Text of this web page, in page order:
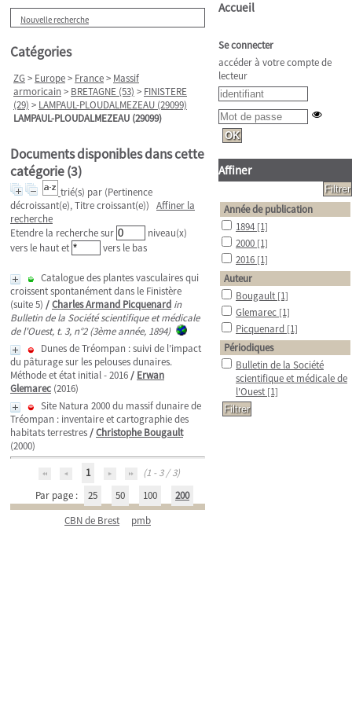
Nouvelle recherche
Catégories
ZG > Europe> France> Massif
armoricain > BRETAGNE (53) > FINISTERE
(29) > LAMPAUL-PLOUDALMEZEAU (29099)
LAMPAUL-PLOUDALMEZEAU (29099)
Documents disponibles dans cette
catégorie (3)
trié(s) par (Pertinence
décroissant(e), Titre croissant(e)) Affiner la
recherche
Etendre la recherche sur
niveau(x)
vers le haut et
vers le bas
Catalogue des plantes vasculaires qui
croissent spontanément dans le Finistère
(suite 5) /Charles Armand Picquenard in
Bulletin de la Société scientifique et médicale
de l'Ouest, t. 3, n°2 (3ème année, 1894)
Dunes de Tréompan : suivi de l’impact
du pâturage sur les pelouses dunaires.
Méthode et état initial - 2016/ Erwan
Glemarec (2016)
Site Natura 2000 du massif dunaire de
Tréompan : inventaire et cartographie des
habitats terrestres/Christophe Bougault
(2000)
1
(1 - 3 / 3)
Par page :
25 50 100
200
CBN de Brest
pmb
Accueil
Se connecter
accéder à votre compte de
lecteur
Affiner
Année de publication
1894 [1]
2000 [1]
2016 [1]
Auteur
Bougault [1]
Glemarec [1]
Picquenard [1]
Périodiques
Bulletin de la Société
scientifique et médicale de
l'Ouest [1]